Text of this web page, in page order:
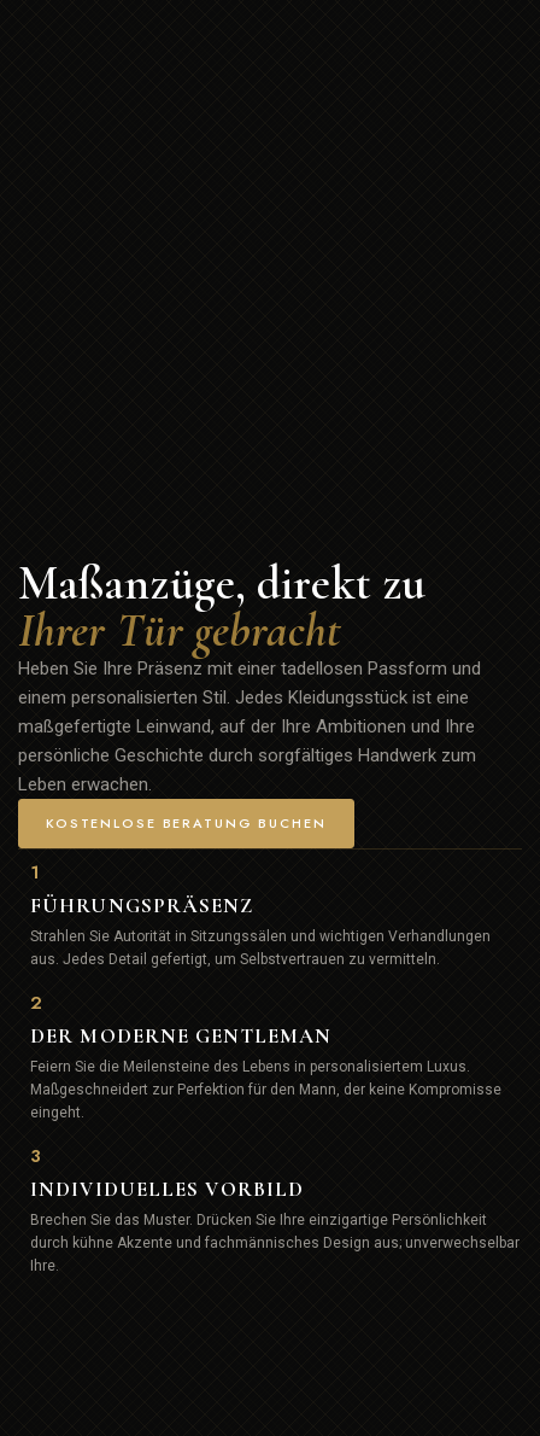
Maßanzüge, direkt zu
Ihrer Tür gebracht
Heben Sie Ihre Präsenz mit einer tadellosen Passform und
einem personalisierten Stil. Jedes Kleidungsstück ist eine
maßgefertigte Leinwand, auf der Ihre Ambitionen und Ihre
persönliche Geschichte durch sorgfältiges Handwerk zum
Leben erwachen.
KOSTENLOSE BERATUNG BUCHEN
1
FÜHRUNGSPRÄSENZ
Strahlen Sie Autorität in Sitzungssälen und wichtigen Verhandlungen
aus. Jedes Detail gefertigt, um Selbstvertrauen zu vermitteln.
2
DER MODERNE GENTLEMAN
Feiern Sie die Meilensteine des Lebens in personalisiertem Luxus.
Maßgeschneidert zur Perfektion für den Mann, der keine Kompromisse
eingeht.
3
INDIVIDUELLES VORBILD
Brechen Sie das Muster. Drücken Sie Ihre einzigartige Persönlichkeit
durch kühne Akzente und fachmännisches Design aus; unverwechselbar
Ihre.